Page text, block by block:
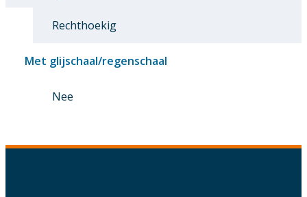
Rechthoekig
Met glijschaal/regenschaal
Nee